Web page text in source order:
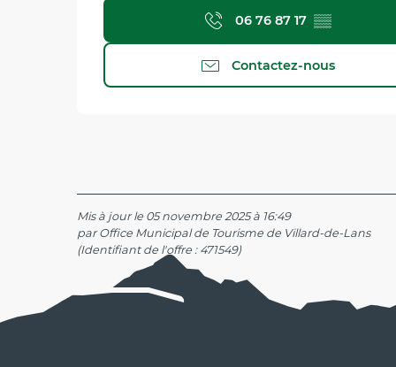
06 76 87 17 ▒▒
Contactez-nous
Mis à jour le 05 novembre 2025 à 16:49
par Office Municipal de Tourisme de Villard-de-Lans
(Identifiant de l'offre : 471549)